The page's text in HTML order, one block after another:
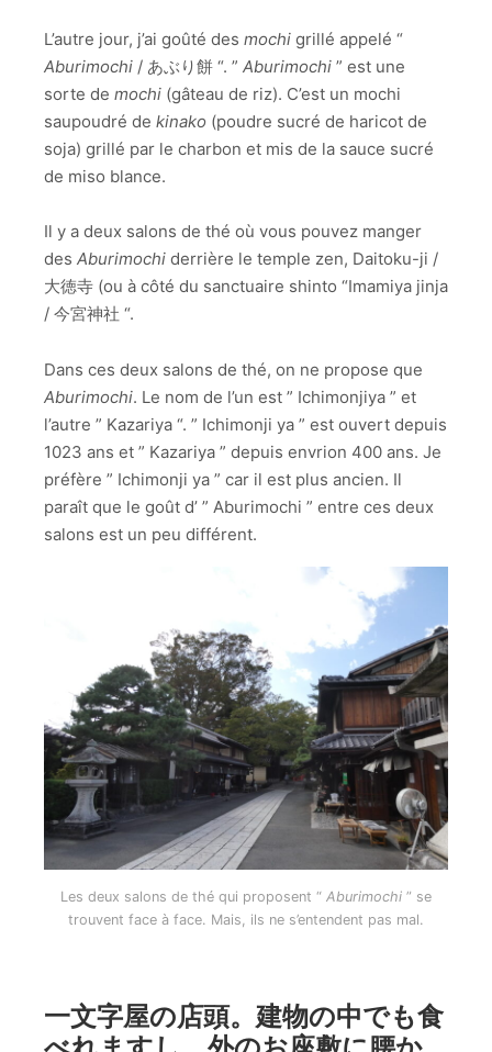
L’autre jour, j’ai goûté des mochi grillé appelé “
Aburimochi / あぶり餅 “. ” Aburimochi ” est une
sorte de mochi (gâteau de riz). C’est un mochi
saupoudré de kinako (poudre sucré de haricot de
soja) grillé par le charbon et mis de la sauce sucré
de miso blance.
Il y a deux salons de thé où vous pouvez manger
des Aburimochi derrière le temple zen, Daitoku-ji /
大徳寺 (ou à côté du sanctuaire shinto “Imamiya jinja
/ 今宮神社 “.
Dans ces deux salons de thé, on ne propose que
Aburimochi. Le nom de l’un est ” Ichimonjiya ” et
l’autre ” Kazariya “. ” Ichimonji ya ” est ouvert depuis
1023 ans et ” Kazariya ” depuis envrion 400 ans. Je
préfère ” Ichimonji ya ” car il est plus ancien. Il
paraît que le goût d’ ” Aburimochi ” entre ces deux
salons est un peu différent.
Les deux salons de thé qui proposent “ Aburimochi ” se
trouvent face à face. Mais, ils ne s’entendent pas mal.
一文字屋の店頭。建物の中でも食